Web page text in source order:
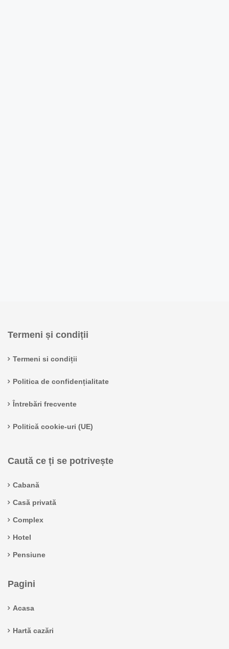
Termeni și condiții
Termeni si condiții
Politica de confidențialitate
Întrebări frecvente
Politică cookie-uri (UE)
Caută ce ți se potrivește
Cabană
Casă privată
Complex
Hotel
Pensiune
Pagini
Acasa
Hartă cazări